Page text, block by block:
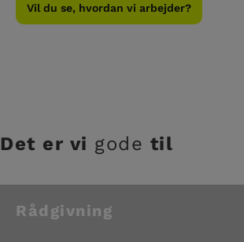
Vil du se, hvordan vi arbejder?
Det er vi gode til
Rådgivning